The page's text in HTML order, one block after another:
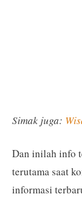
Simak juga:
Dan inilah info
terutama saat
informasi